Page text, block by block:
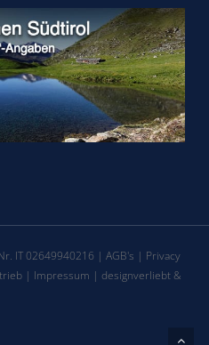
IT 02649940216 | AGB's | Privacy
| Impressum | designverliebt&